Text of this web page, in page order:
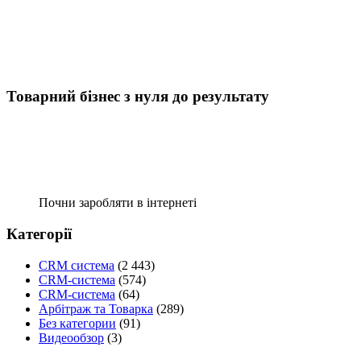
Товарний бізнес з нуля до результату
Почни заробляти в інтернеті
Категорії
CRM система (2 443)
CRM-система (574)
CRM-система (64)
Арбітраж та Товарка (289)
Без категории (91)
Видеообзор (3)